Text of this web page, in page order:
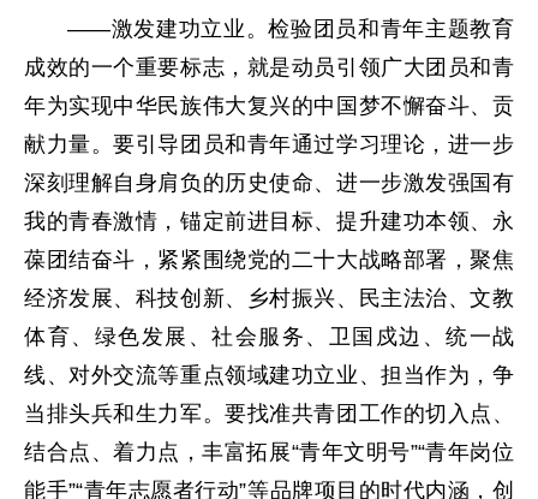
——激发建功立业。检验团员和青年主题教育
成效的一个重要标志，就是动员引领广大团员和青
年为实现中华民族伟大复兴的中国梦不懈奋斗、贡
献力量。要引导团员和青年通过学习理论，进一步
深刻理解自身肩负的历史使命、进一步激发强国有
我的青春激情，锚定前进目标、提升建功本领、永
葆团结奋斗，紧紧围绕党的二十大战略部署，聚焦
经济发展、科技创新、乡村振兴、民主法治、文教
体育、绿色发展、社会服务、卫国戍边、统一战
线、对外交流等重点领域建功立业、担当作为，争
当排头兵和生力军。要找准共青团工作的切入点、
结合点、着力点，丰富拓展“青年文明号”“青年岗位
能手”“青年志愿者行动”等品牌项目的时代内涵，创